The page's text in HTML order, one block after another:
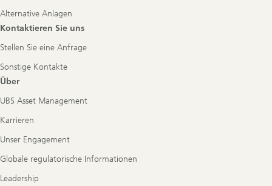
Alternative Anlagen
Kontaktieren Sie uns
Stellen Sie eine Anfrage
Sonstige Kontakte
Über
UBS Asset Management
Karrieren
Unser Engagement
Globale regulatorische Informationen
Leadership